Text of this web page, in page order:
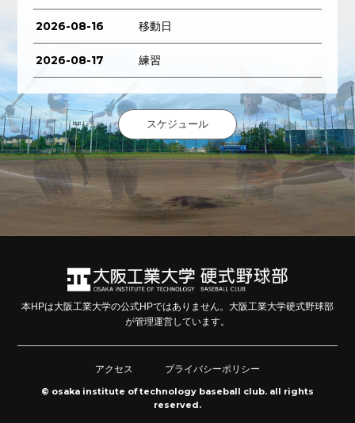
2026-08-16 移動日
2026-08-17 練習
スケジュール
本HPは大阪工業大学の公式HPではありません。大阪工業大学硬式野球部
が管理運営しています。
アクセス
プライバシーポリシー
© osaka institute of technology baseball club. all rights
reserved.